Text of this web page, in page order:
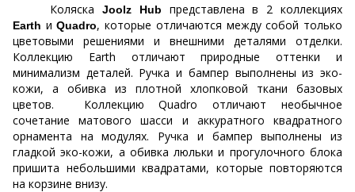
Коляска Joolz Hub представлена в 2 коллекциях
Earth и Quadro, которые отличаются между собой только
цветовыми решениями и внешними деталями отделки.
Коллекцию Earth отличают природные оттенки и
минимализм деталей. Ручка и бампер выполнены из эко-
кожи, а обивка из плотной хлопковой ткани базовых
цветов. Коллекцию Quadro отличают необычное
сочетание матового шасси и аккуратного квадратного
орнамента на модулях. Ручка и бампер выполнены из
гладкой эко-кожи, а обивка люльки и прогулочного блока
пришита небольшими квадратами, которые повторяются
на корзине внизу.